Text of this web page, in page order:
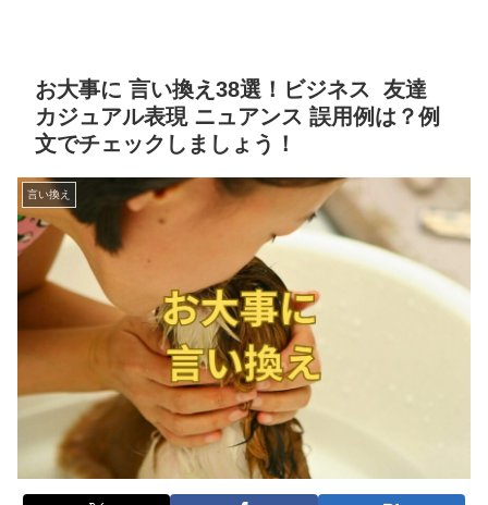
お大事に 言い換え38選！ビジネス 友達
カジュアル表現 ニュアンス 誤用例は？例
文でチェックしましょう！
言い換え